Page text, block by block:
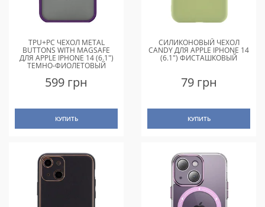
TPU+PC ЧЕХОЛ METAL
BUTTONS WITH MAGSAFE
ДЛЯ APPLE IPHONE 14 (6.1")
ТЕМНО-ФИОЛЕТОВЫЙ
599 грн
КУПИТЬ
СИЛИКОНОВЫЙ ЧЕХОЛ
CANDY ДЛЯ APPLE IPHONE 14
(6.1") ФИСТАШКОВЫЙ
79 грн
КУПИТЬ